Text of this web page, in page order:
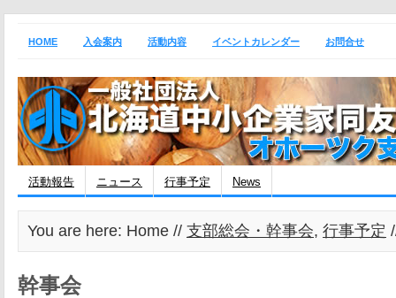
HOME 入会案内 活動内容 イベントカレンダー お問合せ
活動報告 ニュース 行事予定 News
You are here: Home // 支部総会・幹事会, 行事予定
幹事会